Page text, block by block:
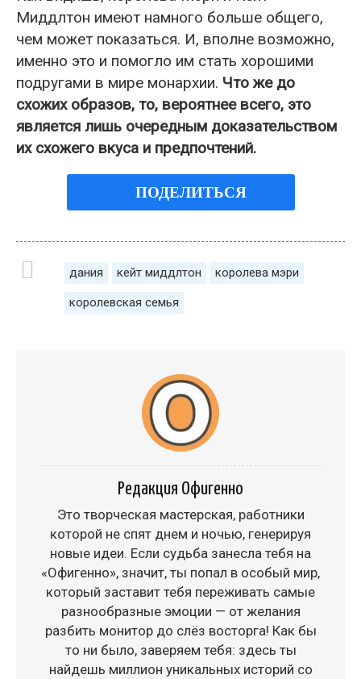
Миддлтон имеют намного больше общего,
чем может показаться. И, вполне возможно,
именно это и помогло им стать хорошими
подругами в мире монархии. Что же до
схожих образов, то, вероятнее всего, это
является лишь очередным доказательством
их схожего вкуса и предпочтений.
ПОДЕЛИТЬСЯ
дания кейт миддлтон королева мэри
королевская семья
Редакция Офигенно
Это творческая мастерская, работники
которой не спят днем и ночью, генерируя
новые идеи. Если судьба занесла тебя на
«Офигенно», значит, ты попал в особый мир,
который заставит тебя переживать самые
разнообразные эмоции — от желания
разбить монитор до слёз восторга! Как бы
то ни было, заверяем тебя: здесь ты
найдешь миллион уникальных историй со